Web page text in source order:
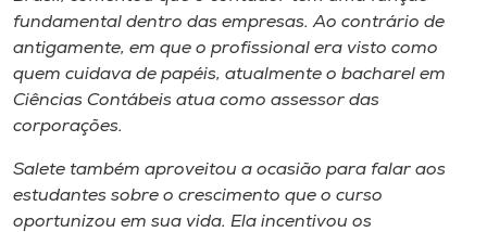
fundamental dentro das empresas. Ao contrário de
antigamente, em que o profissional era visto como
quem cuidava de papéis, atualmente o bacharel em
Ciências Contábeis atua como assessor das
corporações.
Salete também aproveitou a ocasião para falar aos
estudantes sobre o crescimento que o curso
oportunizou em sua vida. Ela incentivou os